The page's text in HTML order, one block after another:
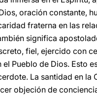
oración constante,
fraterna en las
significa
fiel, ejercido con
Pueblo de Dios. Esto
La santidad en la
objeción de